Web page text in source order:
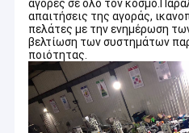
αγορές σε όλο τον
απαιτήσεις της αγοράς,
πελάτες με την ενημέρωση
βελτίωση των συστημάτων
ποιότητας.